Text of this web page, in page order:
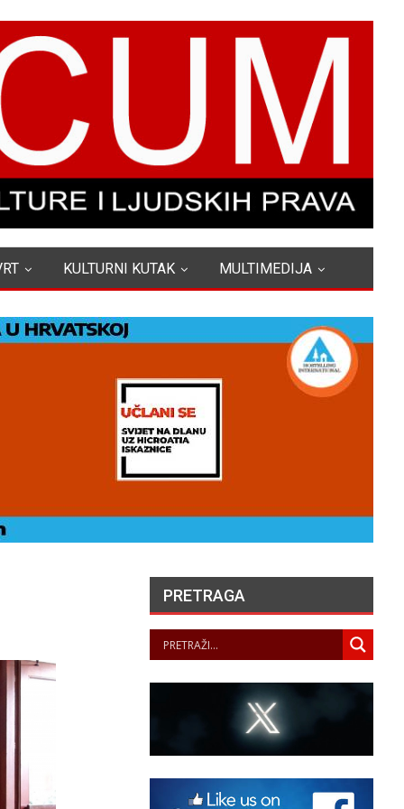
KULTURNI KUTAK MULTIMEDIJA
LJEPOTE NAŠEG
KRAJA II. – LJETNA
U GALERIJI UZ
PANOPTICUM
„NASELJAVANJE
PRETRAGA